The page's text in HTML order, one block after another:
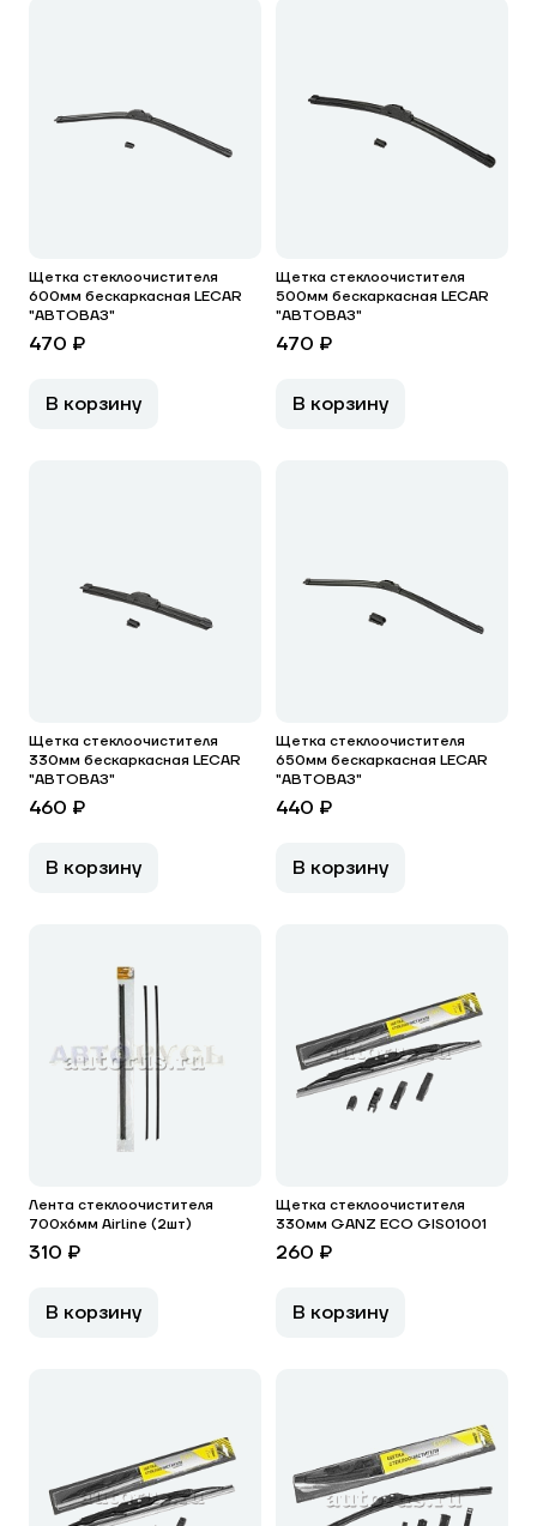
Щетка стеклоочистителя
600мм бескаркасная LECAR
"АВТОВАЗ"
470 ₽
В корзину
Щетка стеклоочистителя
500мм бескаркасная LECAR
"АВТОВАЗ"
470 ₽
В корзину
Щетка стеклоочистителя
330мм бескаркасная LECAR
"АВТОВАЗ"
460 ₽
В корзину
Щетка стеклоочистителя
650мм бескаркасная LECAR
"АВТОВАЗ"
440 ₽
В корзину
Лента стеклоочистителя
700x6мм Airline (2шт)
310 ₽
В корзину
Щетка стеклоочистителя
330мм GANZ ECO GIS01001
260 ₽
В корзину